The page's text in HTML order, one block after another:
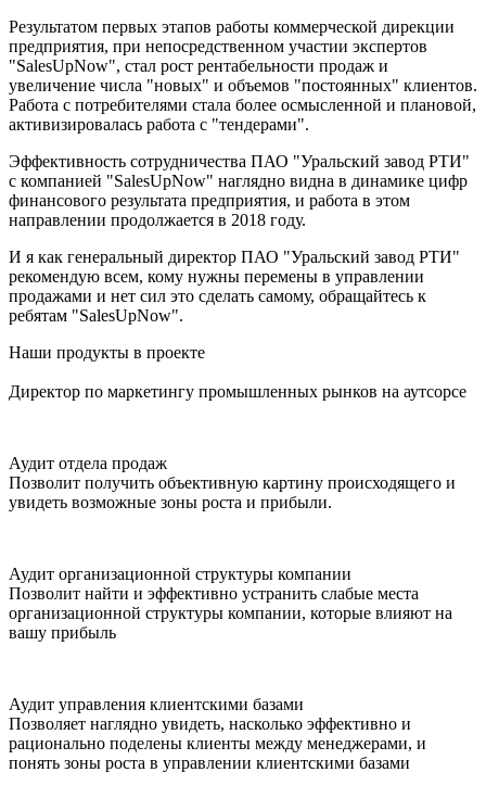
Результатом первых этапов работы коммерческой дирекции
предприятия, при непосредственном участии экспертов
"SalesUpNow", стал рост рентабельности продаж и
увеличение числа "новых" и объемов "постоянных" клиентов.
Работа с потребителями стала более осмысленной и плановой,
активизировалась работа с "тендерами".
Эффективность сотрудничества ПАО "Уральский завод РТИ"
с компанией "SalesUpNow" наглядно видна в динамике цифр
финансового результата предприятия, и работа в этом
направлении продолжается в 2018 году.
И я как генеральный директор ПАО "Уральский завод РТИ"
рекомендую всем, кому нужны перемены в управлении
продажами и нет сил это сделать самому, обращайтесь к
ребятам "SalesUpNow".
Наши продукты в проекте
Директор по маркетингу промышленных рынков на аутсорсе
Аудит отдела продаж
Позволит получить объективную картину происходящего и
увидеть возможные зоны роста и прибыли.
Аудит организационной структуры компании
Позволит найти и эффективно устранить слабые места
организационной структуры компании, которые влияют на
вашу прибыль
Аудит управления клиентскими базами
Позволяет наглядно увидеть, насколько эффективно и
рационально поделены клиенты между менеджерами, и
понять зоны роста в управлении клиентскими базами